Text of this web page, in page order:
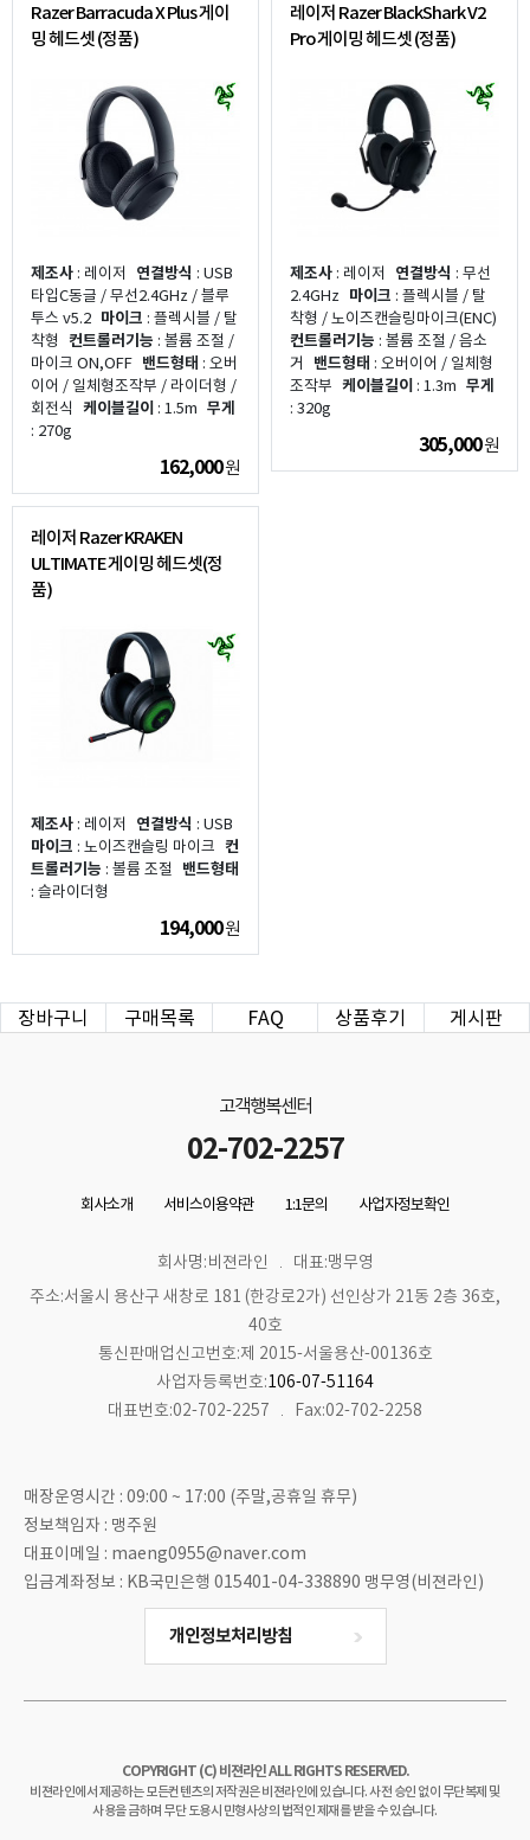
Razer Barracuda X Plus 게이
밍 헤드셋 (정품)
제조사 : 레이저 연결방식 : USB
타입C동글 / 무선2.4GHz / 블루
투스 v5.2 마이크 : 플렉시블 / 탈
착형
컨트롤러기능 : 볼륨 조절 /
마이크 ON,OFF 밴드형태 : 오버
이어 / 일체형조작부 / 라이더형 /
회전식 케이블길이 : 1.5m 무게
: 270g
162,000원
레이저 Razer BlackShark V2
Pro 게이밍 헤드셋 (정품)
제조사 : 레이저 연결방식 : 무선
2.4GHz 마이크 : 플렉시블 / 탈
착형 / 노이즈캔슬링마이크(ENC)
컨트롤러기능 : 볼륨 조절 / 음소
거
밴드형태 : 오버이어 / 일체형
조작부 케이블길이 : 1.3m 무게
: 320g
305,000원
레이저 Razer KRAKEN
ULTIMATE 게이밍 헤드셋(정
품)
제조사 : 레이저 연결방식 : USB
마이크 : 노이즈캔슬링 마이크 컨
트롤러기능 : 볼륨 조절
밴드형태
: 슬라이더형
194,000원
장바구니 구매목록 FAQ 상품후기 게시판
고객행복센터
02-702-2257
회사소개 서비스이용약관 1:1문의 사업자정보확인
회사명:비젼라인
대표:맹무영
주소:서울시 용산구 새창로 181 (한강로2가) 선인상가 21동 2층 36호,
40호
통신판매업신고번호:제 2015-서울용산-00136호
사업자등록번호:106-07-51164
대표번호:02-702-2257
Fax:02-702-2258
매장운영시간 : 09:00 ~ 17:00 (주말,공휴일 휴무)
정보책임자 : 맹주원
대표이메일 : maeng0955@naver.com
입금계좌정보 : KB국민은행 015401-04-338890 맹무영(비젼라인)
개인정보처리방침
COPYRIGHT (C) 비젼라인 ALL RIGHTS RESERVED.
비젼라인에서 제공하는 모든컨텐츠의 저작권은 비젼라인에 있습니다. 사전 승인 없이 무단복제 및
사용을 금하며 무단 도용시 민형사상의 법적인 제재를 받을 수 있습니다.